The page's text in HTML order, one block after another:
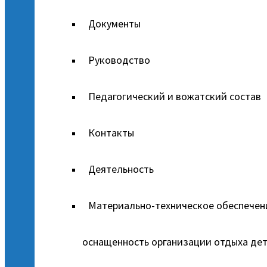
Документы
Руководство
Педагогический и вожатский состав
Контакты
Деятельность
Материально-техническое
оснащенность организации отдыха